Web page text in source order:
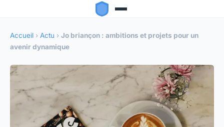
Accueil › Actu › Jo briançon : ambitions et projets pour un
avenir dynamique